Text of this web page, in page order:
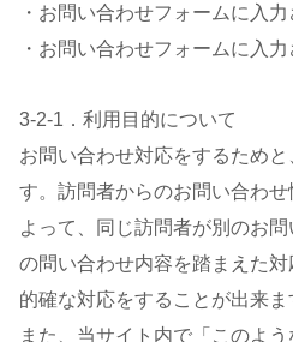
・お問い合わせフォームに入
・お問い合わせフォームに入
3-2-1．利用目的について
お問い合わせ対応をするため
す。訪問者からのお問い合わ
よって、同じ訪問者が別のお
の問い合わせ内容を踏まえた
的確な対応をすることが出来ま
また、当サイト内で「このよう